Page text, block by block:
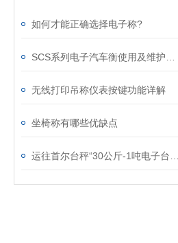
如何才能正确选择电子称?
无线打印吊称仪表按键功能详解
坐椅称有哪些优缺点